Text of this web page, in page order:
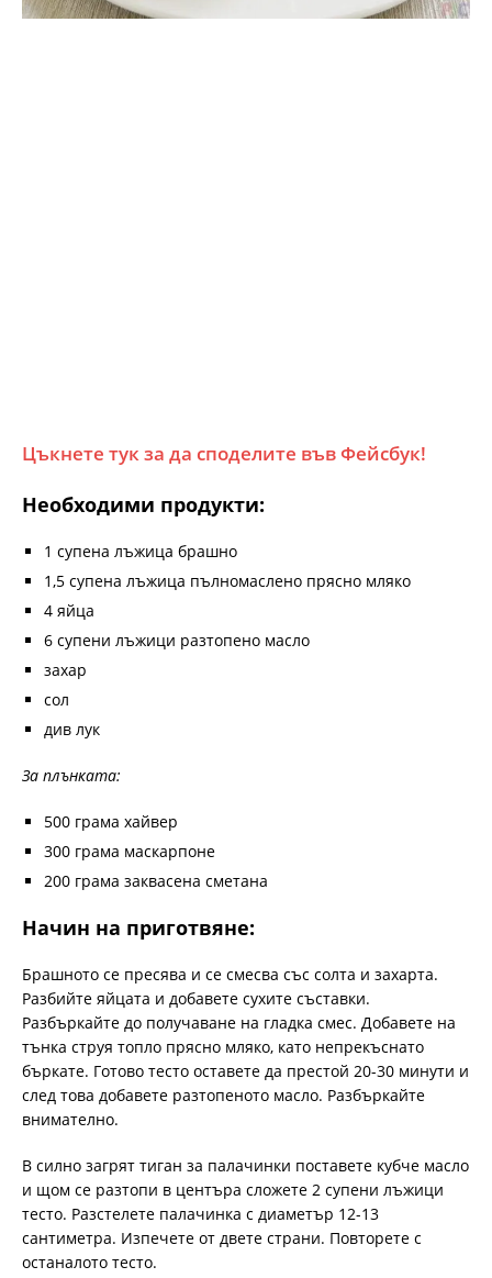
Цъкнете тук за да споделите във Фейсбук!
Необходими продукти:
1 супена лъжица брашно
1,5 супена лъжица пълномаслено прясно мляко
4 яйца
6 супени лъжици разтопено масло
захар
сол
див лук
За плънката:
500 грама хайвер
300 грама маскарпоне
200 грама заквасена сметана
Начин на приготвяне:
Брашното се пресява и се смесва със солта и захарта.
Разбийте яйцата и добавете сухите съставки.
Разбъркайте до получаване на гладка смес. Добавете на
тънка струя топло прясно мляко, като непрекъснато
бъркате. Готово тесто оставете да престой 20-30 минути и
след това добавете разтопеното масло. Разбъркайте
внимателно.
В силно загрят тиган за палачинки поставете кубче масло
и щом се разтопи в центъра сложете 2 супени лъжици
тесто. Разстелете палачинка с диаметър 12-13
сантиметра. Изпечете от двете страни. Повторете с
останалото тесто.